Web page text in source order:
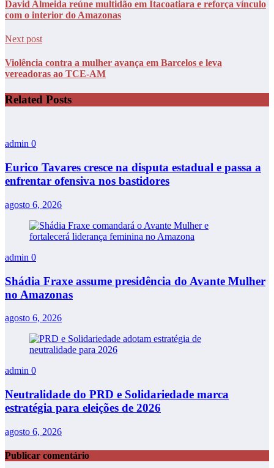
David Almeida reúne multidão em Itacoatiara e reforça vínculo
com o interior do Amazonas
Next post
Violência contra a mulher avança em Barcelos e leva
vereadoras ao TCE-AM
Related Posts
admin 0
Eurico Tavares cresce na disputa estadual e passa a
enfrentar ofensiva nos bastidores
agosto 6, 2026
admin 0
Shádia Fraxe assume presidência do Avante Mulher
no Amazonas
agosto 6, 2026
admin 0
Neutralidade do PRD e Solidariedade marca
estratégia para eleições de 2026
agosto 6, 2026
Publicar comentário